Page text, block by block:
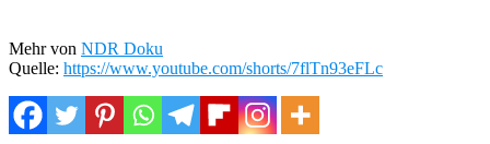
Mehr von NDR Doku
Quelle: https://www.youtube.com/shorts/7flTn93eFLc